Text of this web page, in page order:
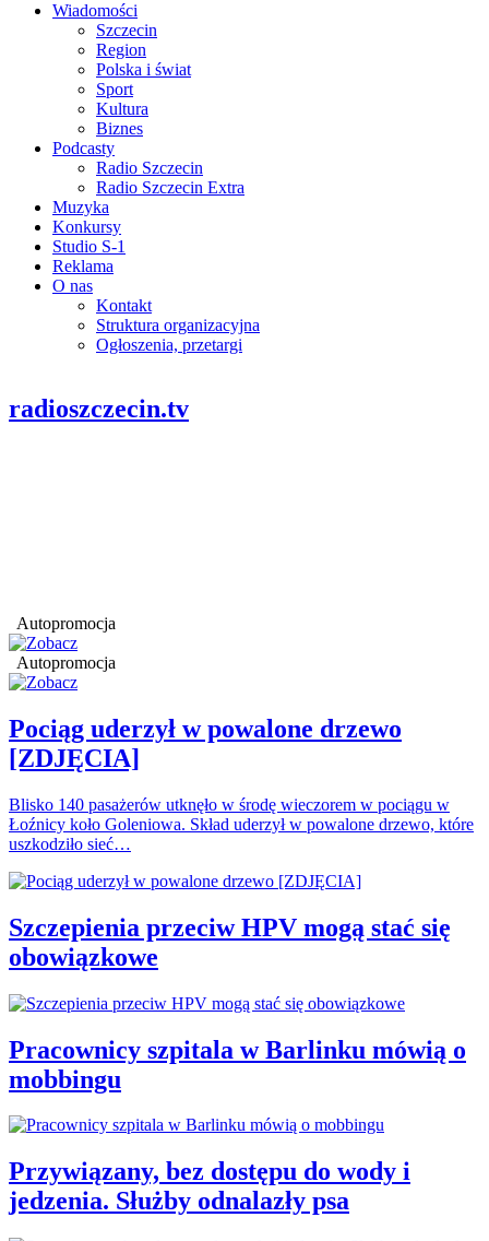
Wiadomości
Szczecin
Region
Polska i świat
Sport
Kultura
Biznes
Podcasty
Radio Szczecin
Radio Szczecin Extra
Muzyka
Konkursy
Studio S-1
Reklama
O nas
Kontakt
Struktura organizacyjna
Ogłoszenia, przetargi
radioszczecin.tv
Autopromocja
Autopromocja
Pociąg uderzył w powalone drzewo
[ZDJĘCIA]
Blisko 140 pasażerów utknęło w środę wieczorem w pociągu w
Łoźnicy koło Goleniowa. Skład uderzył w powalone drzewo, które
uszkodziło sieć…
Szczepienia przeciw HPV mogą stać się
obowiązkowe
Pracownicy szpitala w Barlinku mówią o
mobbingu
Przywiązany, bez dostępu do wody i
jedzenia. Służby odnalazły psa